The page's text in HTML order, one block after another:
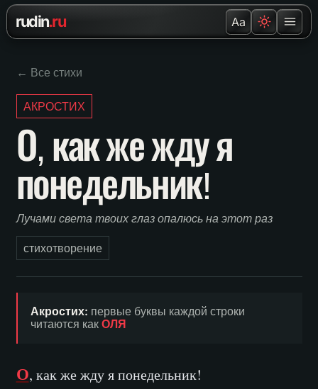
Перейти к содержанию
rudin.ru Aa
← Все стихи
АКРОСТИХ
О, как же жду я
понедельник!
Лучами света твоих глаз опалюсь на этот раз
стихотворение
Акростих: первые буквы каждой строки
читаются как ОЛЯ
О, как же жду я понедельник!